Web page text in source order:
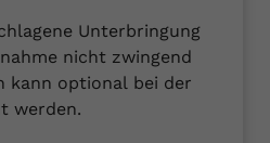
Unterbringung
nicht zwingend
kann optional bei der
werden.